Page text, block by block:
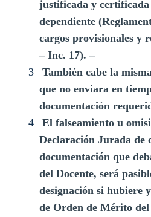
justificada y
dependiente
cargos provisionales y
– Inc. 17). –
También cabe la
que no enviara en
documentación
El falseamiento u
Declaración Jurada de
documentación que
del Docente, será
designación si hubiere
de Orden de Mérito